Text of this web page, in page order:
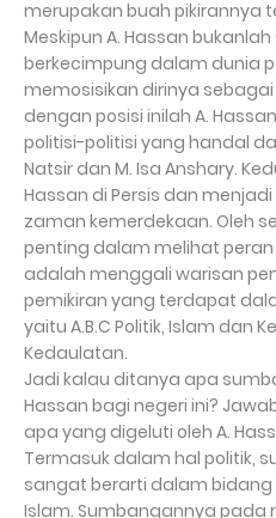
merupakan buah pikirannya
Meskipun A. Hassan
berkecimpung dalam dunia
memosisikan dirinya
dengan posisi inilah A.
politisi-politisi yang handal
Natsir dan M. Isa Anshary.
Hassan di Persis dan
zaman kemerdekaan. Oleh
penting dalam melihat peran
adalah menggali warisan
pemikiran yang terdapat
yaitu A.B.C Politik, Islam dan
Kedaulatan.
Jadi kalau ditanya apa
Hassan bagi negeri ini?
apa yang digeluti oleh A.
Termasuk dalam hal politik,
sangat berarti dalam bidang
Islam. Sumbangannya pada